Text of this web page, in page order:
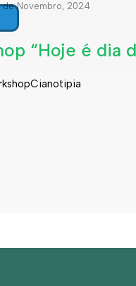
de Novembro, 2024
“Hoje é dia